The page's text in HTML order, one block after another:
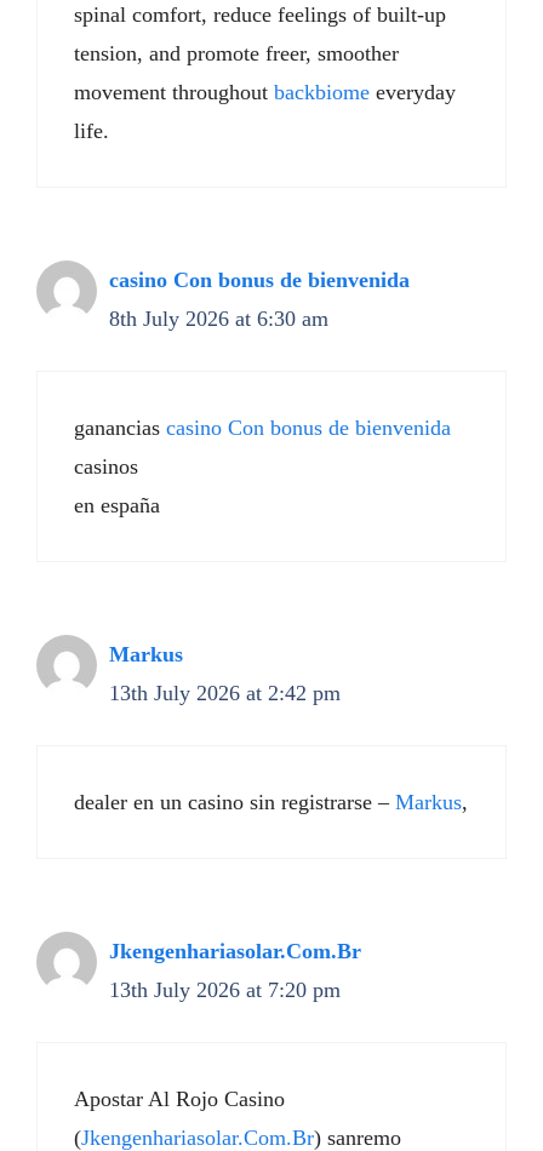
spinal comfort, reduce feelings of built-up
tension, and promote freer, smoother
movement throughout backbiome everyday
life.
casino Con bonus de bienvenida
8th July 2026 at 6:30 am
ganancias casino Con bonus de bienvenida
casinos
en españa
Markus
13th July 2026 at 2:42 pm
dealer en un casino sin registrarse – Markus,
Jkengenhariasolar.Com.Br
13th July 2026 at 7:20 pm
Apostar Al Rojo Casino
(Jkengenhariasolar.Com.Br) sanremo